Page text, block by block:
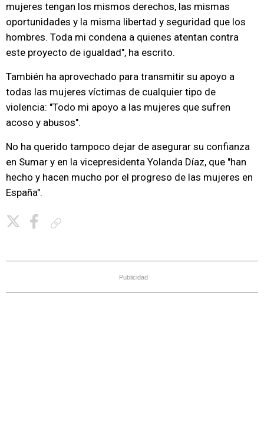
mujeres tengan los mismos derechos, las mismas
oportunidades y la misma libertad y seguridad que los
hombres. Toda mi condena a quienes atentan contra
este proyecto de igualdad", ha escrito.
También ha aprovechado para transmitir su apoyo a
todas las mujeres víctimas de cualquier tipo de
violencia: "Todo mi apoyo a las mujeres que sufren
acoso y abusos".
No ha querido tampoco dejar de asegurar su confianza
en Sumar y en la vicepresidenta Yolanda Díaz, que "han
hecho y hacen mucho por el progreso de las mujeres en
España".
Publicidad